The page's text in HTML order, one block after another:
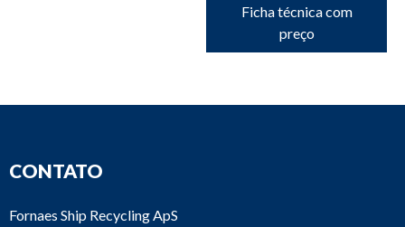
Ficha técnica com
preço
CONTATO
Fornaes Ship Recycling ApS